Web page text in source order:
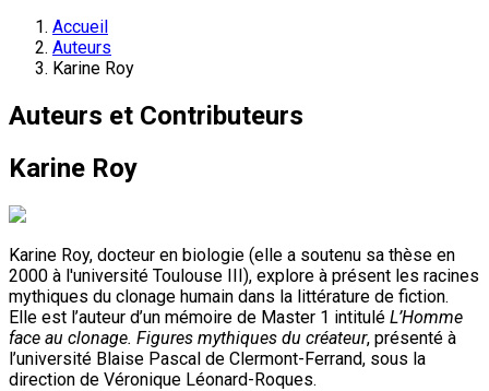
Accueil
Auteurs
Karine Roy
Auteurs et Contributeurs
Karine Roy
Karine Roy, docteur en biologie (elle a soutenu sa thèse en
2000 à l'université Toulouse III), explore à présent les racines
mythiques du clonage humain dans la littérature de fiction.
Elle est l’auteur d’un mémoire de Master 1 intitulé L’Homme
face au clonage. Figures mythiques du créateur, présenté à
l’université Blaise Pascal de Clermont-Ferrand, sous la
direction de Véronique Léonard-Roques.